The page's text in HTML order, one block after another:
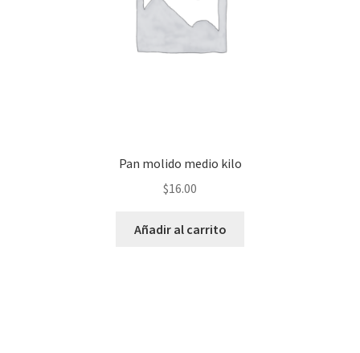
Pan molido medio kilo
$16.00
Añadir al carrito